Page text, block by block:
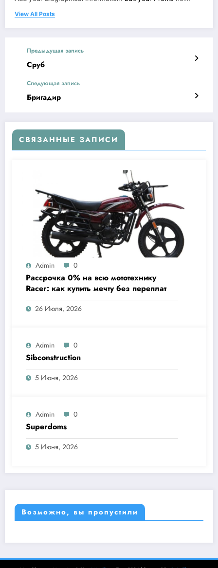
View All Posts
Предыдущая запись
Сруб
Следующая запись
Бригадир
СВЯЗАННЫЕ ЗАПИСИ
Admin 0
Рассрочка 0% на всю мототехнику
Racer: как купить мечту без переплат
26 Июля, 2026
Admin 0
Sibconstruction
5 Июня, 2026
Admin 0
Superdoms
5 Июня, 2026
Возможно, вы пропустили